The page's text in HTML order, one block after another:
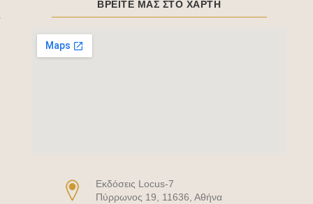
ΒΡΕΙΤΕ ΜΑΣ ΣΤΟ ΧΑΡΤΗ
Eκδόσεις Locus-7
Πύρρωνος 19, 11636, Αθήνα